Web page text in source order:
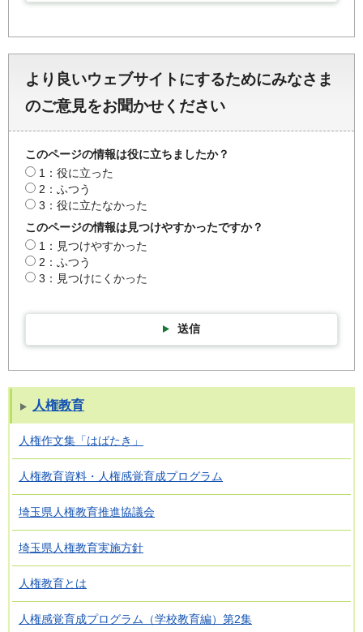
より良いウェブサイトにするためにみなさま
のご意見をお聞かせください
このページの情報は役に立ちましたか？
1：役に立った
2：ふつう
3：役に立たなかった
このページの情報は見つけやすかったですか？
1：見つけやすかった
2：ふつう
3：見つけにくかった
送信
人権教育
人権作文集「はばたき」
人権教育資料・人権感覚育成プログラム
埼玉県人権教育推進協議会
埼玉県人権教育実施方針
人権教育とは
人権感覚育成プログラム（学校教育編）第2集